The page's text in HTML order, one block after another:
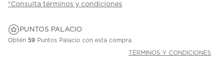
*Consulta términos y condiciones
PUNTOS PALACIO
Obtén 59 Puntos Palacio con esta compra.
TÉRMINOS Y CONDICIONES